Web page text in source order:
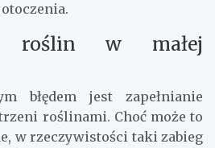
roślin w małej
błędem jest zapełnianie
roślinami. Choć może to
w rzeczywistości taki zabieg